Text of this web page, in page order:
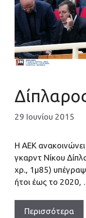
29 Ιουνίου 2015
Η ΑΕΚ
γκαρντ Νίκου
χρ., 1μ85)
ήτοι έως το 2020,
Περισσότερα